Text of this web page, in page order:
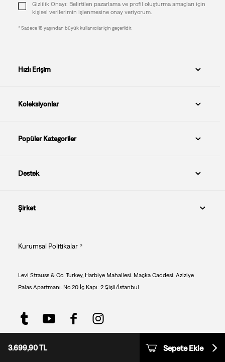
Sepete Ekle
3.699,90 TL
Gizlilik Onayı: Belirtilen pazarlama ve profil oluşturma amaçları için
kişisel verilerimin işlenmesine onay veriyorum.
* Sadece 18 yaşından büyük kullanıcılar için geçerlidir.
Hızlı Erişim
Koleksiyonlar
Popüler Kategoriler
Destek
Şirket
Kurumsal Politikalar
Levi Strauss & Co. Turkey, Harbiye Mahallesi. Maçka Caddesi. Aziziye
Palas Apartmanı. No:20 İç Kapı: 2 Şişli/İstanbul